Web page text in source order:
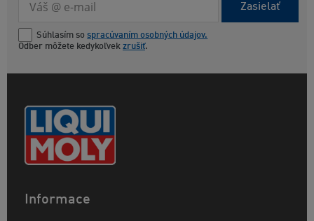
Zasielať
Súhlasím so spracúvaním osobných údajov.
Odber môžete kedykoľvek zrušiť.
Informace